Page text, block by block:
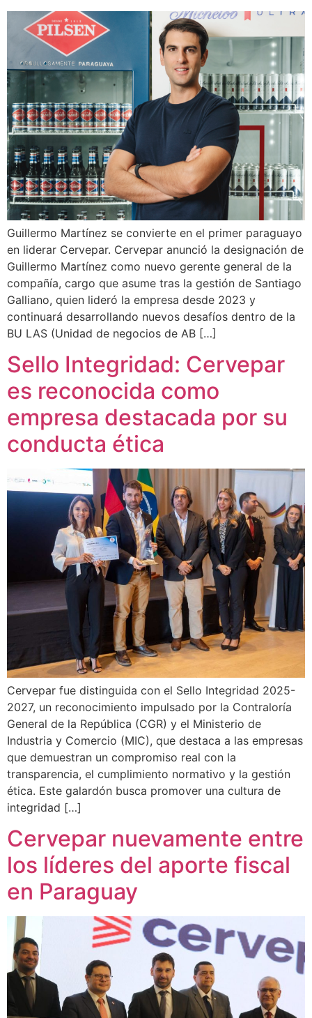
Guillermo Martínez se convierte en el primer paraguayo
en liderar Cervepar. Cervepar anunció la designación de
Guillermo Martínez como nuevo gerente general de la
compañía, cargo que asume tras la gestión de Santiago
Galliano, quien lideró la empresa desde 2023 y
continuará desarrollando nuevos desafíos dentro de la
BU LAS (Unidad de negocios de AB […]
Sello Integridad: Cervepar
es reconocida como
empresa destacada por su
conducta ética
Cervepar fue distinguida con el Sello Integridad 2025-
2027, un reconocimiento impulsado por la Contraloría
General de la República (CGR) y el Ministerio de
Industria y Comercio (MIC), que destaca a las empresas
que demuestran un compromiso real con la
transparencia, el cumplimiento normativo y la gestión
ética. Este galardón busca promover una cultura de
integridad […]
Cervepar nuevamente entre
los líderes del aporte fiscal
en Paraguay